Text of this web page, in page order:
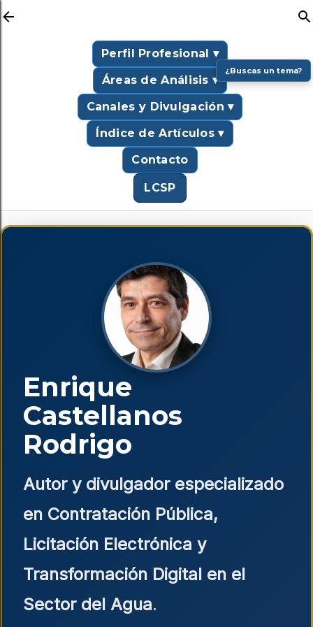
Perfil Profesional ▾
Áreas de Análisis ▾
Canales y Divulgación ▾
Índice de Artículos ▾
Contacto
LCSP
Enrique
Castellanos
Rodrigo
Autor y divulgador especializado
en Contratación Pública,
Licitación Electrónica y
Transformación Digital en el
Sector del Agua.
¿Buscas un tema?